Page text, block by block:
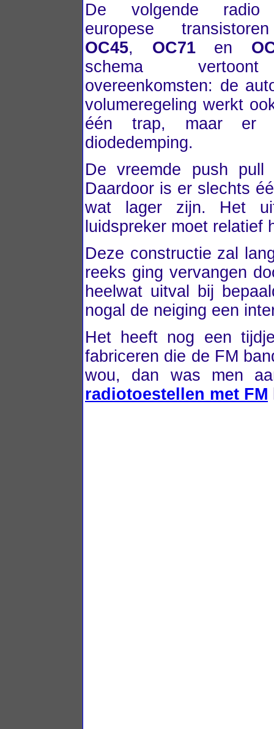
De volgende radio
europese
OC45, OC71en
schema
overeenkomsten: de
volumeregeling werkt
één trap, maar er
diodedemping.
De vreemde push
Daardoor is er slechts
wat lager zijn. Het
luidspreker moet relatief
Deze constructie zal
reeks ging vervangen
heelwat uitval bij
nogal de neiging een
Het heeft nog een
fabriceren die de FM
wou, dan was men
radiotoestellen met FM